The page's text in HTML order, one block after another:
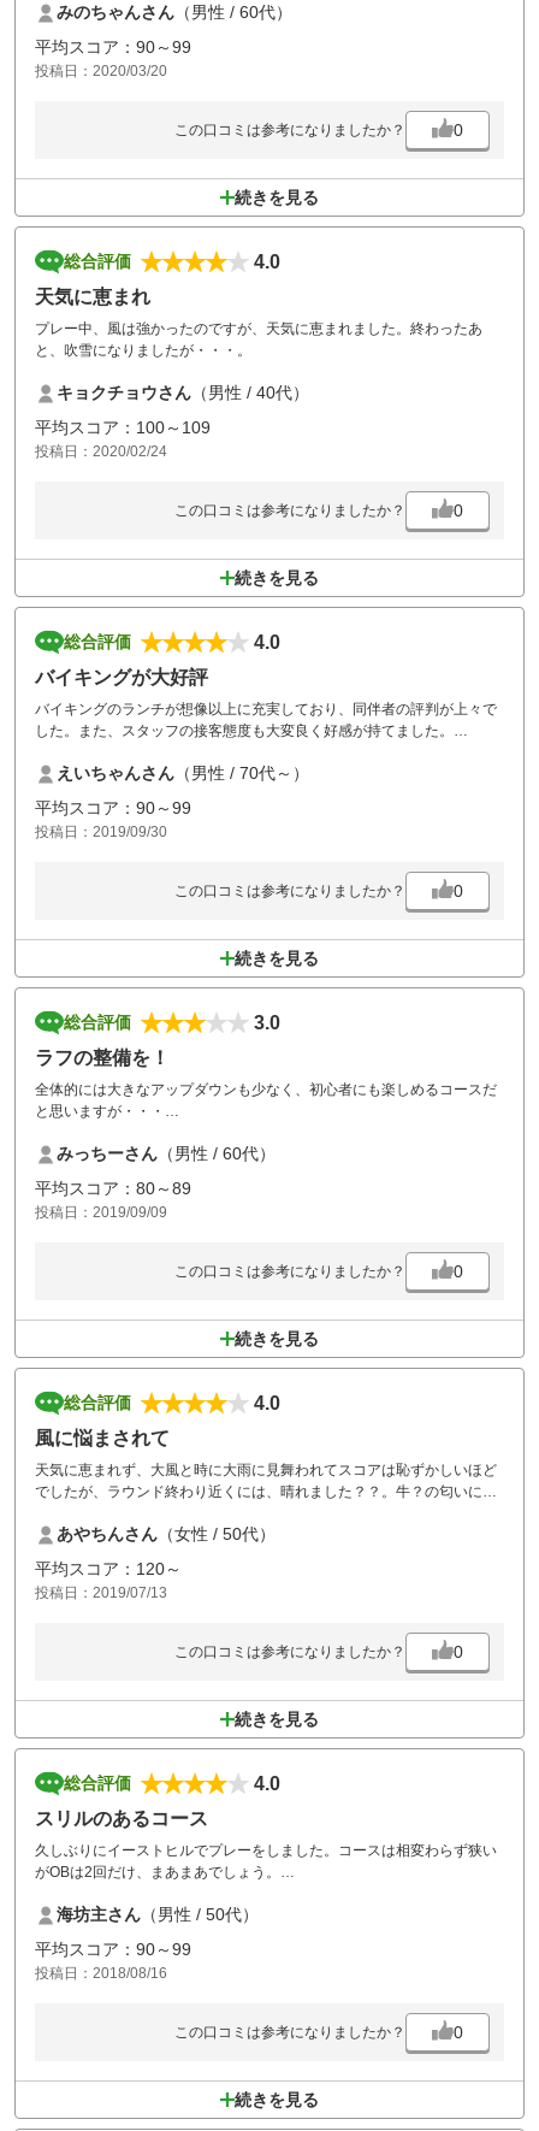
みのちゃんさん （男性 / 60代）
平均スコア：90～99
投稿日：2020/03/20
この口コミは参考になりましたか？ 0
続きを見る
総合評価
4.0
天気に恵まれ
プレー中、風は強かったのですが、天気に恵まれました。終わったあ
と、吹雪になりましたが・・・。
キョクチョウさん （男性 / 40代）
平均スコア：100～109
投稿日：2020/02/24
この口コミは参考になりましたか？ 0
続きを見る
総合評価
4.0
バイキングが大好評
バイキングのランチが想像以上に充実しており、同伴者の評判が上々で
した。また、スタッフの接客態度も大変良く好感が持てました。
グリーン上の芝が薄くなって、所々に土が出ていてパッテイングに苦労
した所もありました。
総合的には良好なコースで、また利用させていただきます。
えいちゃんさん （男性 / 70代～）
平均スコア：90～99
投稿日：2019/09/30
この口コミは参考になりましたか？ 0
続きを見る
総合評価
3.0
ラフの整備を！
全体的には大きなアップダウンも少なく、初心者にも楽しめるコースだ
と思いますが・・・
（ガラスのグリーン）
ラフはアウトはそこそこでしたが、インはメンテ前の伸び放題でボール
がすぐなくなる。探すのが大変で3時間半かかりました。（全米オープ
ンなみ）
メンテお願いします。
みっちーさん （男性 / 60代）
平均スコア：80～89
投稿日：2019/09/09
この口コミは参考になりましたか？ 0
続きを見る
総合評価
4.0
風に悩まされて
天気に恵まれず、大風と時に大雨に見舞われてスコアは恥ずかしいほど
でしたが、ラウンド終わり近くには、晴れました？？。牛？の匂いにも
たです。また、来ます。
あやちんさん （女性 / 50代）
平均スコア：120～
投稿日：2019/07/13
この口コミは参考になりましたか？ 0
続きを見る
総合評価
4.0
スリルのあるコース
久しぶりにイーストヒルでプレーをしました。コースは相変わらず狭い
がOBは2回だけ、まあまあでしょう。
是非又いきますよ。
海坊主さん （男性 / 50代）
平均スコア：90～99
投稿日：2018/08/16
この口コミは参考になりましたか？ 0
続きを見る